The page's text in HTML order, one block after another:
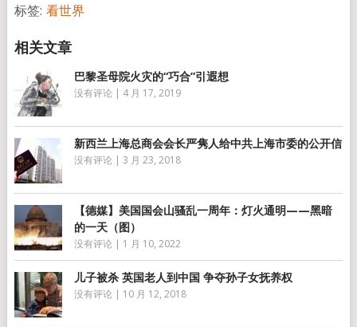
标签: 看世界
巴黎圣母院火灾的“巧合”引遐想
没有评论 | 4 月 17, 2019
新西兰上海总商会会长严隽人给中共上海市委的公开信
没有评论 | 3 月 23, 2018
【德媒】美国国会山骚乱一周年：灯火通明——黑暗
的一天（图）
没有评论 | 1 月 10, 2022
儿子被杀 英国老人到中国 争夺孙子女抚养权
没有评论 | 10 月 12, 2018